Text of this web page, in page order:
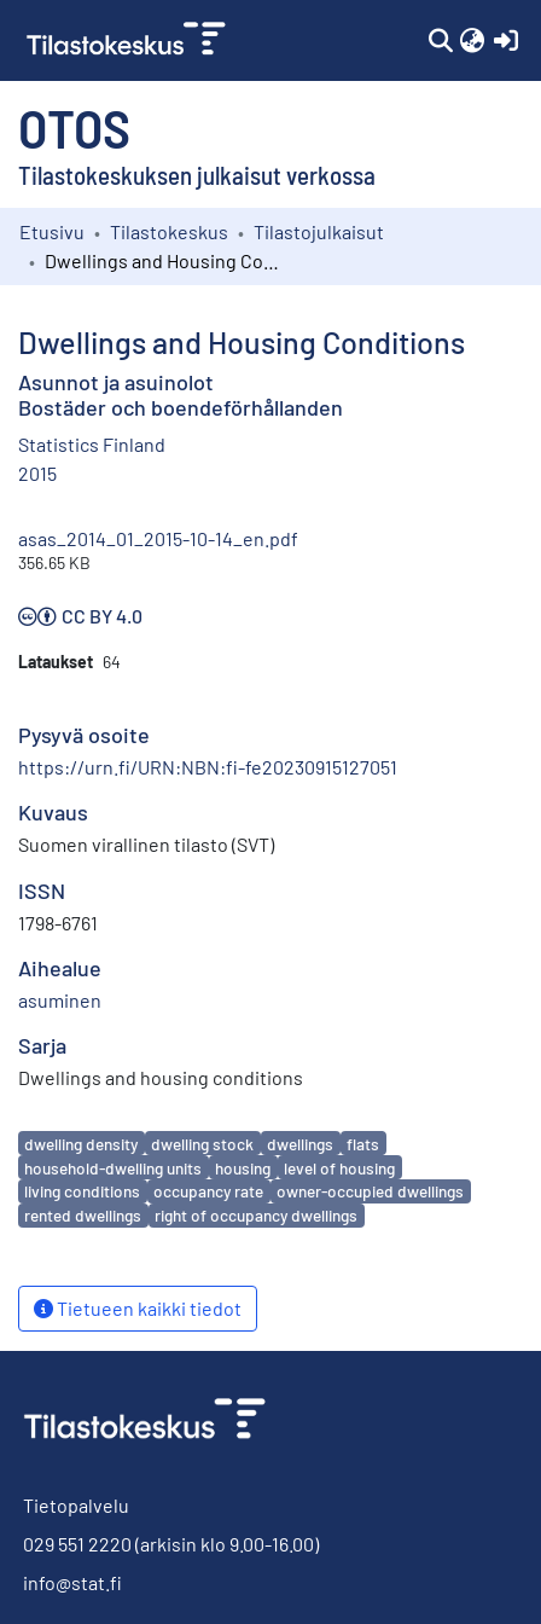
OTOS
Tilastokeskuksen julkaisut verkossa
Kokoelmat
Etusivu Tilastokeskus
Tilastojulkaisut
Dwellings and Housing Conditions
Asunnot ja asuinolot
Bostäder och boendeförhållanden
Statistics Finland
2015
asas_2014_01_2015-10-14_en.pdf
356.65 KB
CC BY 4.0
Lataukset 64
Pysyvä osoite
https://urn.fi/URN:NBN:fi-fe20230915127051
Kuvaus
Suomen virallinen tilasto (SVT)
ISSN
1798-6761
Aihealue
asuminen
Sarja
Dwellings and housing conditions
Avainsanat
dwelling density dwelling stock dwellings
flats
household-dwelling units
housing
level of housing
living conditions
occupancy rate
owner-occupied dwellings
rented dwellings
right of occupancy dwellings
Tietueen kaikki tiedot
Tietopalvelu
029 551 2220 (arkisin klo 9.00-16.00)
info@stat.fi